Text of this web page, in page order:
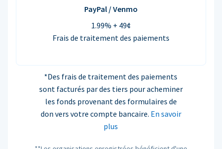
PayPal / Venmo
1.99% + 49¢
Frais de traitement des paiements
*Des frais de traitement des paiements
sont facturés par des tiers pour acheminer
les fonds provenant des formulaires de
don vers votre compte bancaire. En savoir
plus